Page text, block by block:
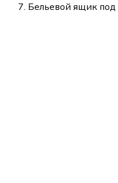
Бельевой ящик